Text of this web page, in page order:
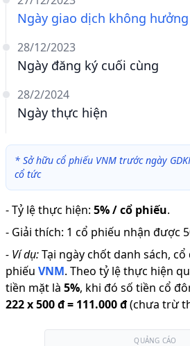
Ngày giao dịch không
28/12/2023
Ngày đăng ký cuối cùng
28/2/2024
Ngày thực hiện
* Sở hữu cổ phiếu VNM trước ngày
cổ tức
-Tỷ lệ thực hiện: 5% / cổ phiếu.
- Giải thích: 1 cổ phiếu nhận được
- Ví dụ:Tại ngày chốt danh sách,
phiếu VNM. Theo tỷ lệ thực hiện
tiền mặt là 5%, khi đó số tiền cổ
222x500 đ= 111.000 đ(chưa trừ
QUẢNG CÁO